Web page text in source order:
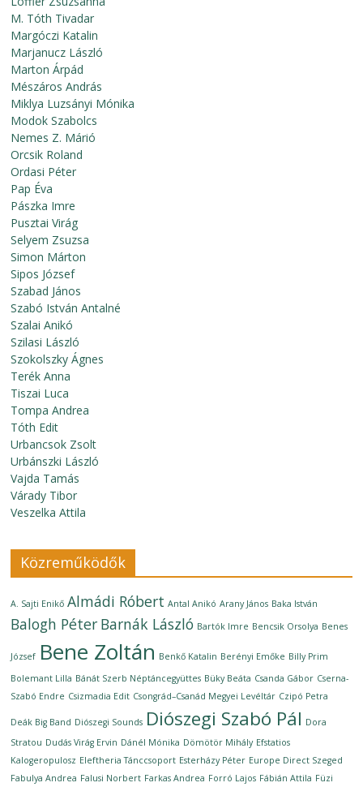
M. Tóth Tivadar
Margóczi Katalin
Marjanucz László
Marton Árpád
Mészáros András
Miklya Luzsányi Mónika
Modok Szabolcs
Nemes Z. Márió
Orcsik Roland
Ordasi Péter
Pap Éva
Pászka Imre
Pusztai Virág
Selyem Zsuzsa
Simon Márton
Sipos József
Szabad János
Szabó István Antalné
Szalai Anikó
Szilasi László
Szokolszky Ágnes
Terék Anna
Tiszai Luca
Tompa Andrea
Tóth Edit
Urbancsok Zsolt
Urbánszki László
Vajda Tamás
Várady Tibor
Veszelka Attila
Közreműködők
A. Sajti Enikő Almádi Róbert Antal Anikó Arany János Baka István
Balogh Péter Barnák László Bartók Imre Bencsik Orsolya Benes
József Bene Zoltán Benkő Katalin Berényi Emőke Billy Prim
Bolemant Lilla Bánát Szerb Néptáncegyüttes Büky Beáta Csanda Gábor Cserna-
Szabó Endre Csizmadia Edit Csongrád–Csanád Megyei Levéltár Czipó Petra
Deák Big Band Diószegi Sounds Diószegi Szabó Pál Dora
Stratou Dudás Virág Ervin Dánél Mónika Dömötör Mihály Efstatios
Kalogeropulosz Eleftheria Tánccsoport Esterházy Péter Europe Direct Szeged
Fabulya Andrea Falusi Norbert Farkas Andrea Forró Lajos Fábián Attila Füzi